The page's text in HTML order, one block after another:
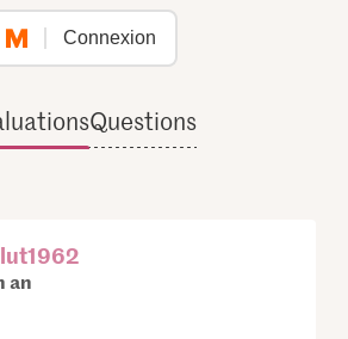
Connexion
Questions
an